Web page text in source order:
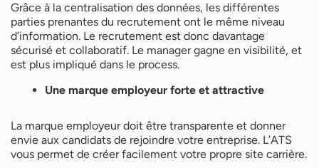
Grâce à la centralisation des données, les différentes
parties prenantes du recrutement ont le même niveau
d’information. Le recrutement est donc davantage
sécurisé et collaboratif. Le manager gagne en visibilité, et
est plus impliqué dans le process.
Une marque employeur forte et attractive
La marque employeur doit être transparente et donner
envie aux candidats de rejoindre votre entreprise. L’ATS
vous permet de créer facilement votre propre site carrière.